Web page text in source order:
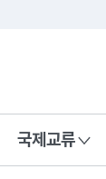
께 행
국제교류